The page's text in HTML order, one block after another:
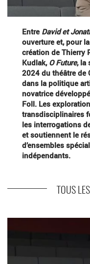
Entre David et
ouverture et, pour
création de Thierry
Kudlak,O Future, la
2024 du théâtre de
dans la politique
novatrice
Foll. Les
transdisciplinaires
les interrogations
et soutiennent le
d’ensembles
indépendants.
TOUS
En savoir plus